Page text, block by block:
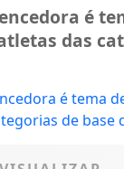
é
das